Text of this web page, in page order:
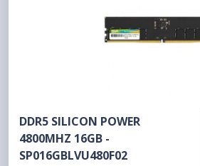
DDR5 SILICON POWER
4800MHZ 16GB -
SP016GBLVU480F02